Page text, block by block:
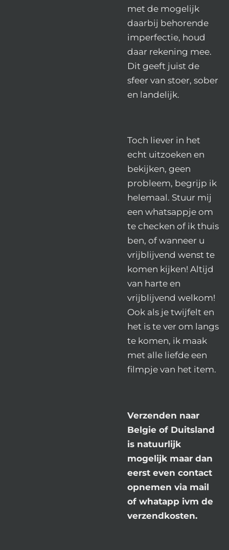
met de mogelijk
daarbij behorende
imperfectie, houd
daar rekening mee.
Dit geeft juist de
sfeer van stoer, sober
en landelijk.
Toch liever in het
echt uitzoeken en
bekijken, geen
probleem, begrijp ik
helemaal. Stuur mij
een whatsappje om
te checken of ik thuis
ben, of wanneer u
vrijblijvend wenst te
komen kijken! Altijd
van harte en
vrijblijvend welkom!
Ook als je twijfelt en
het is te ver om langs
te komen, ik maak
met alle liefde een
filmpje van het item.
Verzenden naar
Belgie of Duitsland
is natuurlijk
mogelijk maar dan
eerst even contact
opnemen via mail
of whatapp ivm de
verzendkosten.